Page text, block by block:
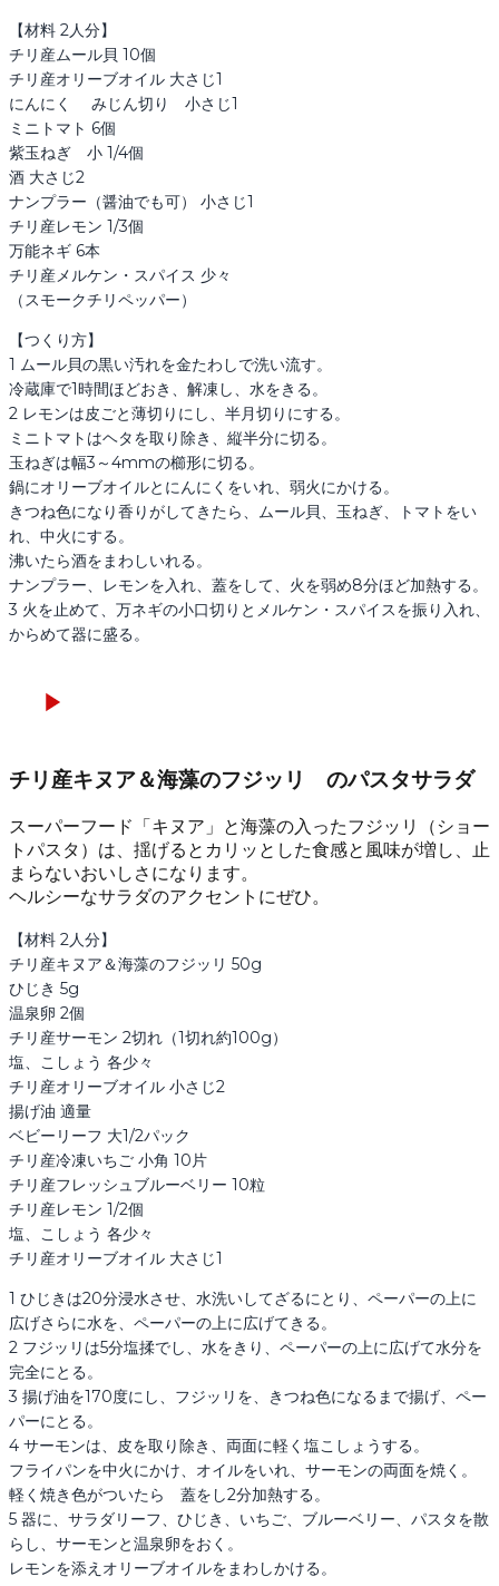
【材料 2人分】
チリ産ムール貝 10個
チリ産オリーブオイル 大さじ1
にんにく 　みじん切り　小さじ1
ミニトマト 6個
紫玉ねぎ　小 1/4個
酒 大さじ2
ナンプラー（醤油でも可） 小さじ1
チリ産レモン 1/3個
万能ネギ 6本
チリ産メルケン・スパイス 少々
（スモークチリペッパー）
【つくり方】
1 ムール貝の黒い汚れを金たわしで洗い流す。
冷蔵庫で1時間ほどおき、解凍し、水をきる。
2 レモンは皮ごと薄切りにし、半月切りにする。
ミニトマトはヘタを取り除き、縦半分に切る。
玉ねぎは幅3～4mmの櫛形に切る。
鍋にオリーブオイルとにんにくをいれ、弱火にかける。
きつね色になり香りがしてきたら、ムール貝、玉ねぎ、トマトをい
れ、中火にする。
沸いたら酒をまわしいれる。
ナンプラー、レモンを入れ、蓋をして、火を弱め8分ほど加熱する。
3 火を止めて、万ネギの小口切りとメルケン・スパイスを振り入れ、
からめて器に盛る。
チリ産キヌア＆海藻のフジッリ のパスタサラダ
スーパーフード「キヌア」と海藻の入ったフジッリ（ショー
トパスタ）は、揺げるとカリッとした食感と風味が増し、止
まらないおいしさになります。
ヘルシーなサラダのアクセントにぜひ。
【材料 2人分】
チリ産キヌア＆海藻のフジッリ 50g
ひじき 5g
温泉卵 2個
チリ産サーモン 2切れ（1切れ約100g）
塩、こしょう 各少々
チリ産オリーブオイル 小さじ2
揚げ油 適量
ベビーリーフ 大1/2パック
チリ産冷凍いちご 小角 10片
チリ産フレッシュブルーベリー 10粒
チリ産レモン 1/2個
塩、こしょう 各少々
チリ産オリーブオイル 大さじ1
1 ひじきは20分浸水させ、水洗いしてざるにとり、ペーパーの上に
広げさらに水を、ペーパーの上に広げてきる。
2 フジッリは5分塩揉でし、水をきり、ペーパーの上に広げて水分を
完全にとる。
3 揚げ油を170度にし、フジッリを、きつね色になるまで揚げ、ペー
パーにとる。
4 サーモンは、皮を取り除き、両面に軽く塩こしょうする。
フライパンを中火にかけ、オイルをいれ、サーモンの両面を焼く。
軽く焼き色がついたら　蓋をし2分加熱する。
5 器に、サラダリーフ、ひじき、いちご、ブルーベリー、パスタを散
らし、サーモンと温泉卵をおく。
レモンを添えオリーブオイルをまわしかける。